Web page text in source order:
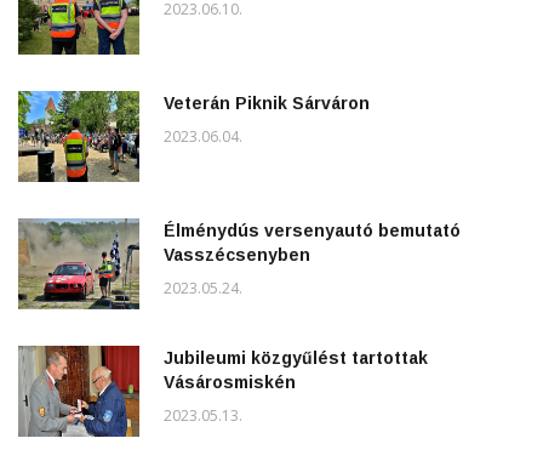
2023.06.10.
Veterán Piknik Sárváron
2023.06.04.
Élménydús versenyautó bemutató
Vasszécsenyben
2023.05.24.
Jubileumi közgyűlést tartottak
Vásárosmiskén
2023.05.13.